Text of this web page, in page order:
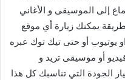
إلى الموسيقى و الأغاني
يمكنك زيارة أي موقع
يوتيوب أو حتى تيك توك عبره
أو موسيقى تريد و
الجودة التي تناسبك كل هذا